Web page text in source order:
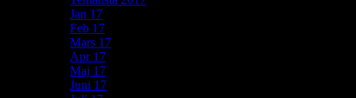
Jan 17
Feb 17
Mars 17
Apr 17
Maj 17
Juni 17